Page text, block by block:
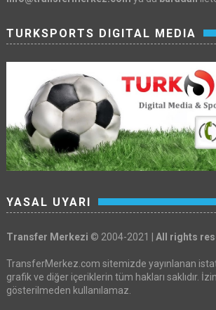
TURKSPORTS DIGITAL MEDIA
YASAL UYARI
Transfer Merkezi © 2004-2021 | All rights
TransferMerkez.com sitemizde yayınlanan
grafik ve diğer içeriklerin tüm hakları saklıdır.
gösterilmeden kullanılamaz.